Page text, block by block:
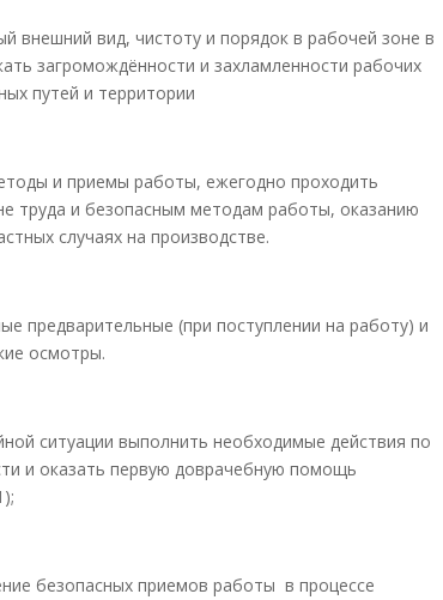
внешний вид, чистоту и порядок в рабочей зоне в
загромождённости и захламленности рабочих
путей и территории
и приемы работы, ежегодно проходить
труда и безопасным методам работы, оказанию
случаях на производстве.
предварительные (при поступлении на работу) и
осмотры.
ситуации выполнить необходимые действия по
и оказать первую доврачебную помощь
безопасных приемов работы в процессе